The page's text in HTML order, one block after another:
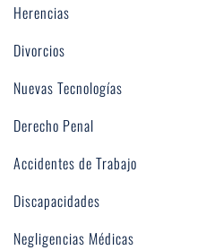
Herencias
Divorcios
Nuevas Tecnologías
Derecho Penal
Accidentes de Trabajo
Discapacidades
Negligencias Médicas